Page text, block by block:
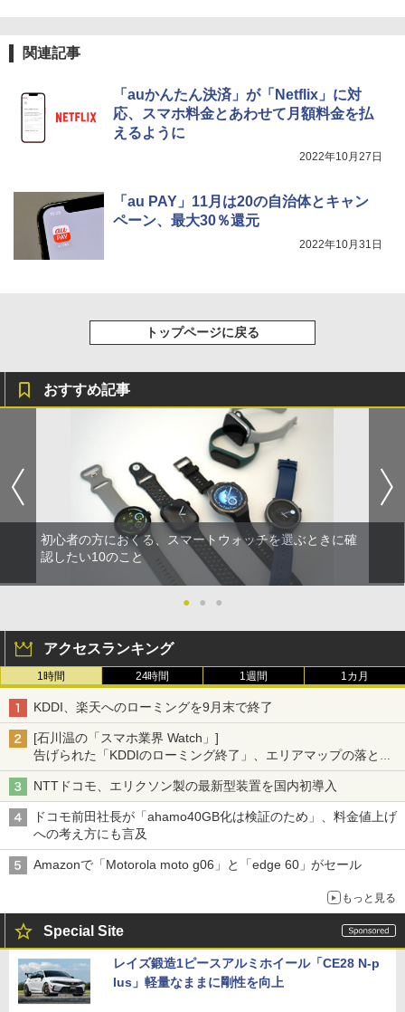
関連記事
「auかんたん決済」が「Netflix」に対
応、スマホ料金とあわせて月額料金を払
えるように
2022年10月27日
「au PAY」11月は20の自治体とキャン
ペーン、最大30％還元
2022年10月31日
トップページに戻る
おすすめ記事
初心者の方におくる、スマートウォッチを選ぶときに確
認したい10のこと
● ● ●
アクセスランキング
1時間 24時間 1週間 1カ月
KDDI、楽天へのローミングを9月末で終了
[石川温の「スマホ業界 Watch」]
告げられた「KDDIのローミング終了」、エリアマップの落とし
穴と楽天モバイルの課題
NTTドコモ、エリクソン製の最新型装置を国内初導入
ドコモ前田社長が「ahamo40GB化は検証のため」、料金値上げ
への考え方にも言及
Amazonで「Motorola moto g06」と「edge 60」がセール
もっと見る
Special Site
レイズ鍛造1ピースアルミホイール「CE28 N-p
lus」軽量なままに剛性を向上